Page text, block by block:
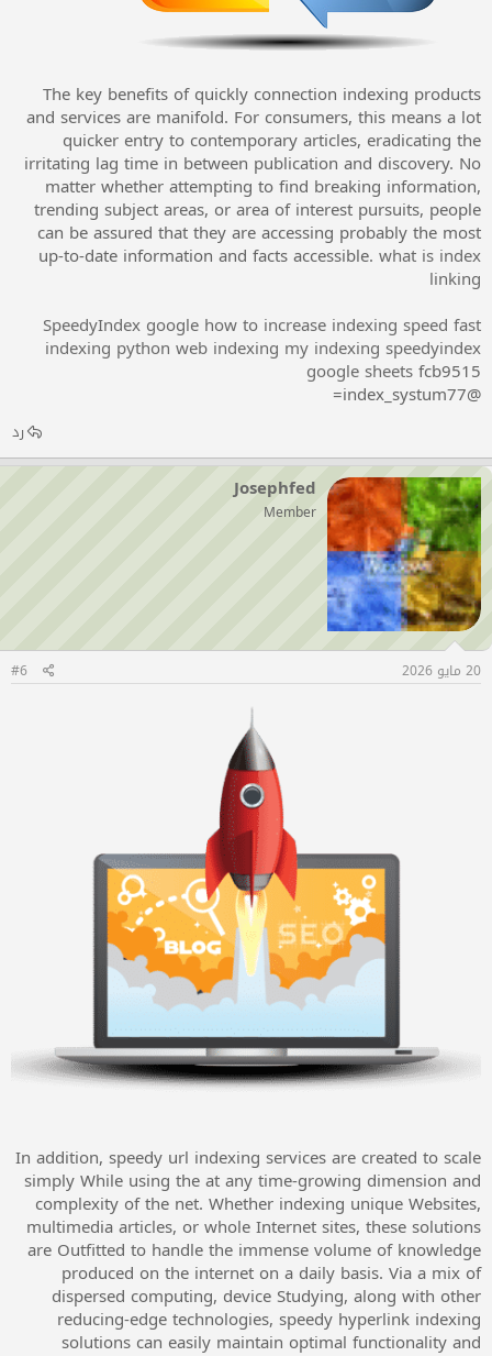
The key benefits of quickly connection indexing products
and services are manifold. For consumers, this means a lot
quicker entry to contemporary articles, eradicating the
irritating lag time in between publication and discovery. No
matter whether attempting to find breaking information,
trending subject areas, or area of interest pursuits, people
can be assured that they are accessing probably the most
up-to-date information and facts accessible. what is index
linking
SpeedyIndex google how to increase indexing speed fast
indexing python web indexing my indexing speedyindex
google sheetsfcb9515
@index_systum77=
رد
Josephfed
Member
20 مايو 2026 #6
In addition, speedy url indexing services are created to scale
simply While using the at any time-growing dimension and
complexity of the net. Whether indexing unique Websites,
multimedia articles, or whole Internet sites, these solutions
are Outfitted to handle the immense volume of knowledge
produced on the internet on a daily basis. Via a mix of
dispersed computing, device Studying, along with other
reducing-edge technologies, speedy hyperlink indexing
solutions can easily maintain optimal functionality and